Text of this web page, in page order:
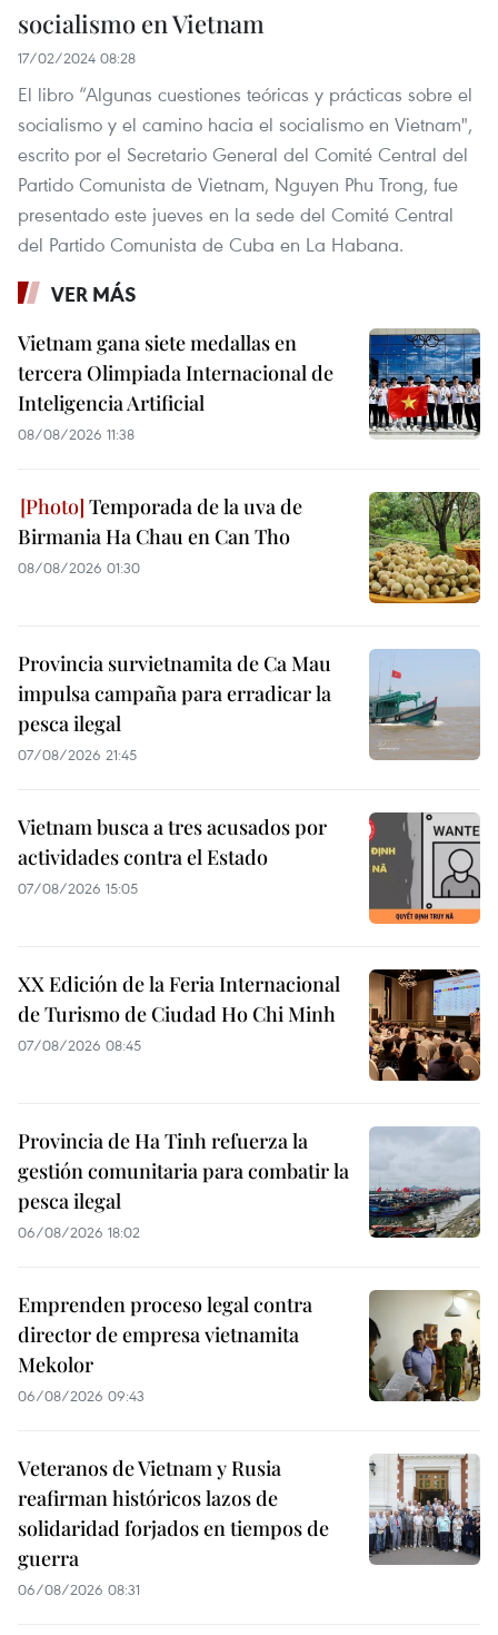
socialismo en Vietnam
17/02/2024 08:28
El libro “Algunas cuestiones teóricas y prácticas sobre el
socialismo y el camino hacia el socialismo en Vietnam",
escrito por el Secretario General del Comité Central del
Partido Comunista de Vietnam, Nguyen Phu Trong, fue
presentado este jueves en la sede del Comité Central
del Partido Comunista de Cuba en La Habana.
VER MÁS
Vietnam gana siete medallas en
tercera Olimpiada Internacional de
Inteligencia Artificial
08/08/2026 11:38
Temporada de la uva de
Birmania Ha Chau en Can Tho
08/08/2026 01:30
Provincia survietnamita de Ca Mau
impulsa campaña para erradicar la
pesca ilegal
07/08/2026 21:45
Vietnam busca a tres acusados por
actividades contra el Estado
07/08/2026 15:05
XX Edición de la Feria Internacional
de Turismo de Ciudad Ho Chi Minh
07/08/2026 08:45
Provincia de Ha Tinh refuerza la
gestión comunitaria para combatir la
pesca ilegal
06/08/2026 18:02
Emprenden proceso legal contra
director de empresa vietnamita
Mekolor
06/08/2026 09:43
Veteranos de Vietnam y Rusia
reafirman históricos lazos de
solidaridad forjados en tiempos de
guerra
06/08/2026 08:31